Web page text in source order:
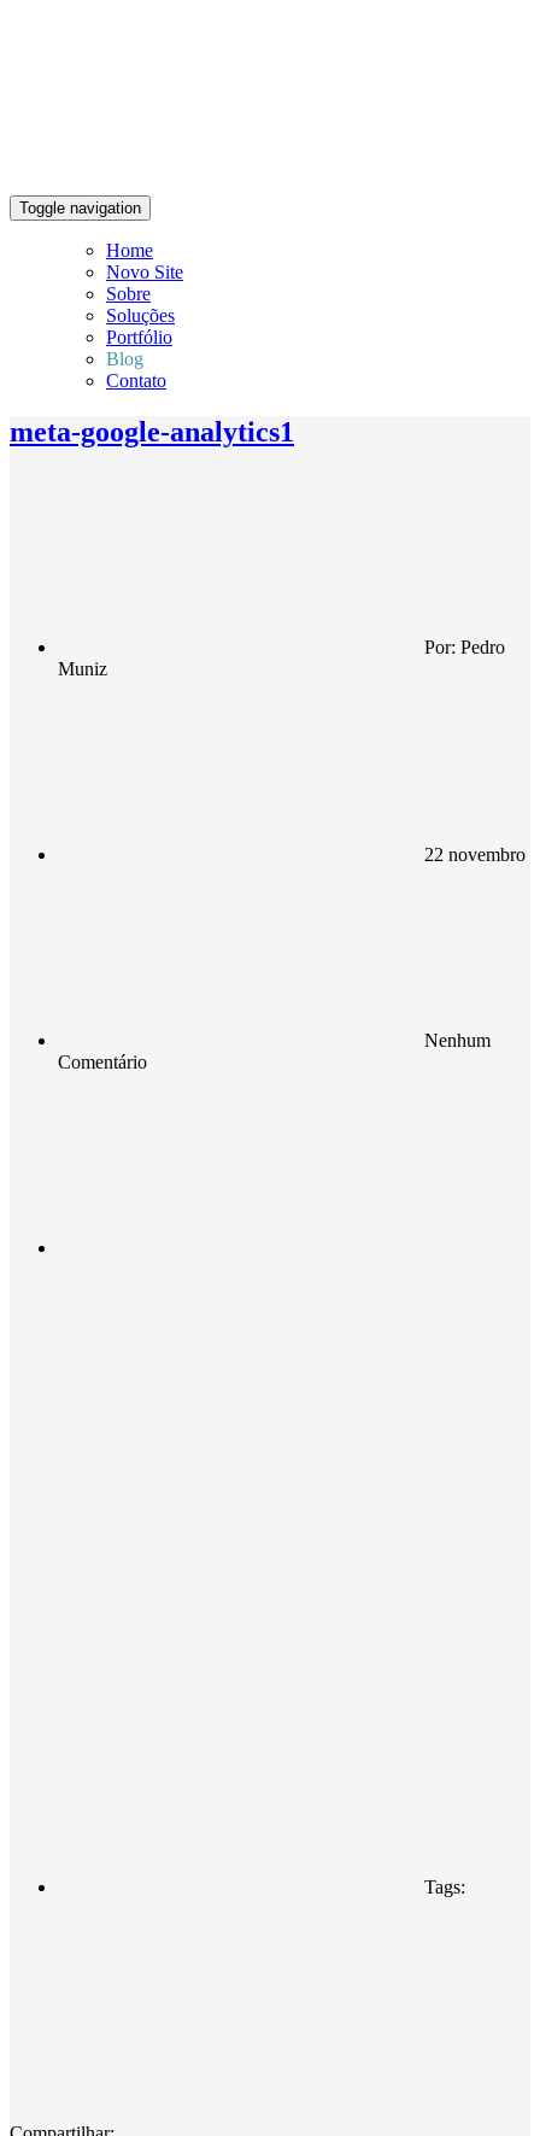
Toggle navigation
Home
Novo Site
Sobre
Soluções
Portfólio
Blog
Contato
meta-google-analytics1
Por: Pedro
Muniz
22 novembro
Nenhum
Comentário
Tags: